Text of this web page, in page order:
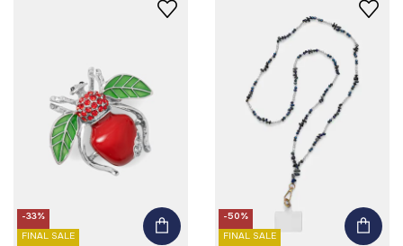
-33%
FINAL SALE
-50%
FINAL SALE